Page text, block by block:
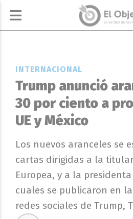
Trump anunció
30 por ciento a
UE y México
Los nuevos aranceles se
cartas dirigidas a la
Europea, y a la
cuales se publicaron en
redes sociales de Trump,
INTERNACIONAL